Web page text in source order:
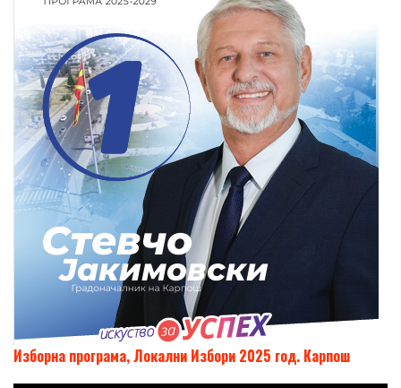
Изборна програма, Локални Избори 2025 год. Карпош